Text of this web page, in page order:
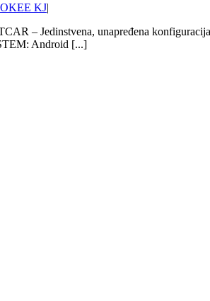
KJ|
– Jedinstvena, unapređena
Android [...]